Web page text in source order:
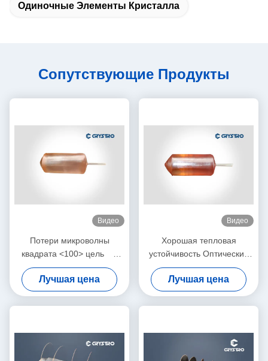
Одиночные Элементы Кристалла
Сопутствующие Продукты
Видео
Потери микроволны
квадрата <100> цель
Laalo3 алюмината лантана
субстрата низкой оптически
Лучшая цена
Видео
Хорошая тепловая
устойчивость Оптический
субстрат
однокристаллический LaO
Лучшая цена